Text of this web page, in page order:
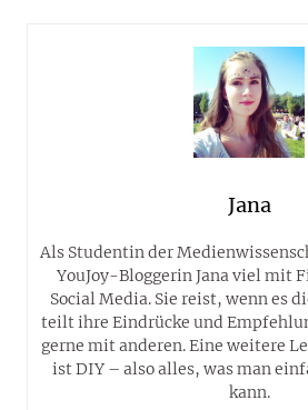
Jana
Als Studentin der
YouJoy-Bloggerin Jana viel mit
Social Media. Sie reist, wenn es
teilt ihre Eindrücke und
gerne mit anderen. Eine weitere
ist DIY – also alles, was man
kann.